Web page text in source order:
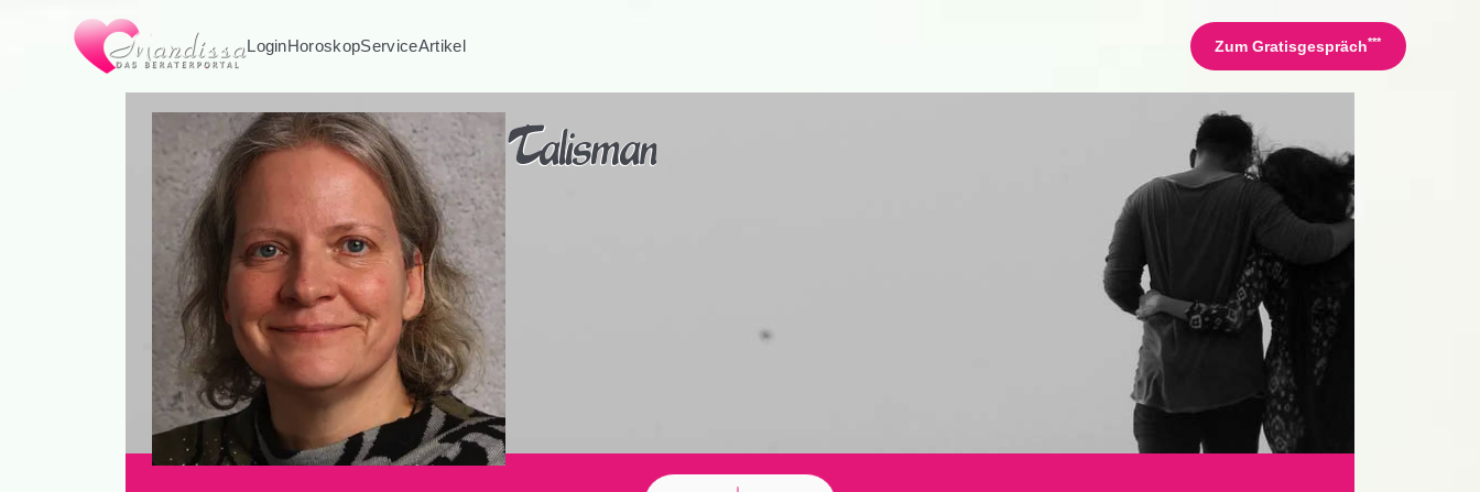
LoginHoroskopServiceArtikel Zum Gratisgespräch***
Talisman